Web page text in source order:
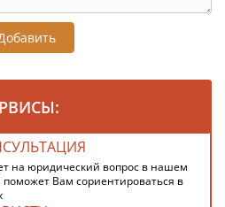
на юридический вопрос в нашем
Вам сориентироваться в